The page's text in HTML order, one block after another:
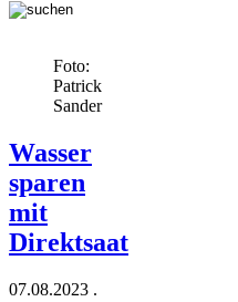
Foto:
Patrick
Sander
Wasser
sparen
mit
Direktsaat
07.08.2023 .